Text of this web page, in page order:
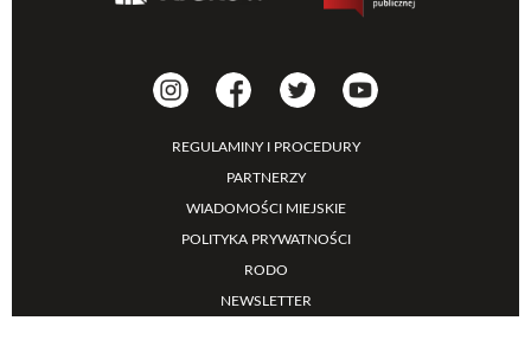
REGULAMINY I PROCEDURY
PARTNERZY
WIADOMOŚCI MIEJSKIE
POLITYKA PRYWATNOŚCI
RODO
NEWSLETTER